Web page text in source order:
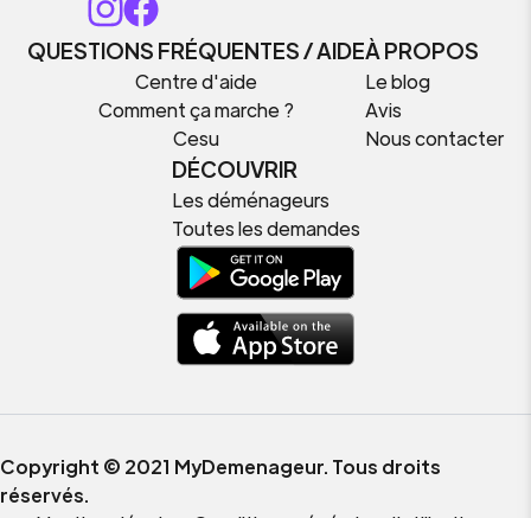
QUESTIONS FRÉQUENTES / AIDE
Centre d'aide
Comment ça marche ?
Cesu
À PROPOS
Le blog
Avis
Nous contacter
DÉCOUVRIR
Les déménageurs
Toutes les demandes
Copyright © 2021 MyDemenageur. Tous droits
réservés.